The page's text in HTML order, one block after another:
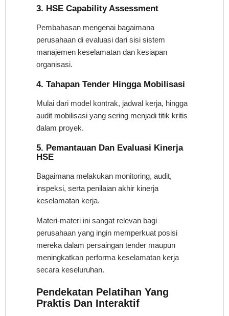
3. HSE Capability Assessment
Pembahasan mengenai bagaimana
perusahaan di evaluasi dari sisi sistem
manajemen keselamatan dan kesiapan
organisasi.
4. Tahapan Tender Hingga Mobilisasi
Mulai dari model kontrak, jadwal kerja, hingga
audit mobilisasi yang sering menjadi titik kritis
dalam proyek.
5. Pemantauan Dan Evaluasi Kinerja
HSE
Bagaimana melakukan monitoring, audit,
inspeksi, serta penilaian akhir kinerja
keselamatan kerja.
Materi-materi ini sangat relevan bagi
perusahaan yang ingin memperkuat posisi
mereka dalam persaingan tender maupun
meningkatkan performa keselamatan kerja
secara keseluruhan.
Pendekatan Pelatihan Yang
Praktis Dan Interaktif